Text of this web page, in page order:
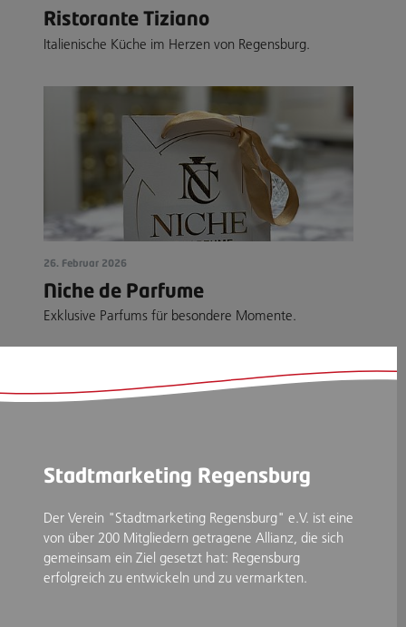
Ristorante Tiziano
Italienische Küche im Herzen von Regensburg.
26. Februar 2026
Niche de Parfume
Exklusive Parfums für besondere Momente.
Stadtmarketing Regensburg
Der Verein "Stadtmarketing Regensburg" e.V. ist eine
von über 200 Mitgliedern getragene Allianz, die sich
gemeinsam ein Ziel gesetzt hat: Regensburg
erfolgreich zu entwickeln und zu vermarkten.